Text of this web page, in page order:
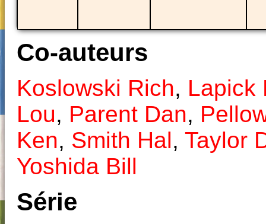
Co-auteurs
Koslowski Rich, Lapick
Lou, Parent Dan,
Ken, Smith Hal, Taylor
Yoshida Bill
Série